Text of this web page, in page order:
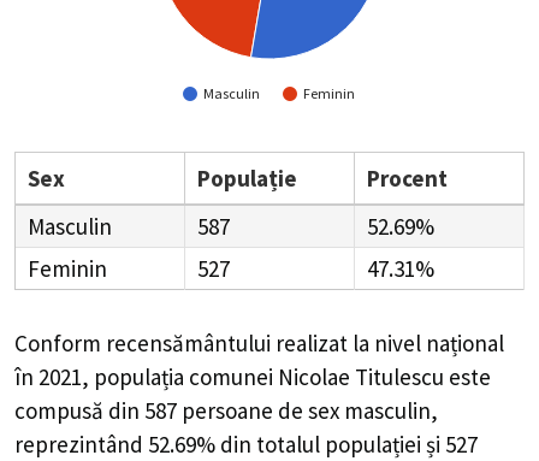
Masculin Feminin
Sex Populație
Procent
Masculin
587
52.69%
Feminin
527 47.31%
Conform recensământului realizat la nivel național
în 2021, populația comunei Nicolae Titulescu este
compusă din 587 persoane de sex masculin,
reprezintând 52.69% din totalul populației și 527